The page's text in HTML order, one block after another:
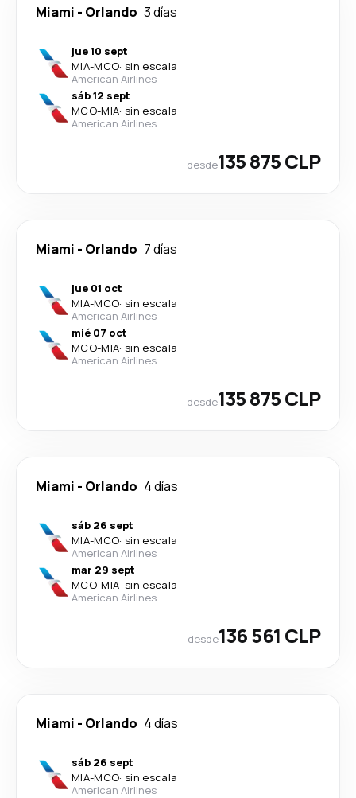
Miami - Orlando 3 días
jue 10 sept
MIA-MCO· sin escala
American Airlines
sáb 12 sept
MCO-MIA· sin escala
American Airlines
desde135 875 CLP
Miami - Orlando 7 días
jue 01 oct
MIA-MCO· sin escala
American Airlines
mié 07 oct
MCO-MIA· sin escala
American Airlines
desde135 875 CLP
Miami - Orlando 4 días
sáb 26 sept
MIA-MCO· sin escala
American Airlines
mar 29 sept
MCO-MIA· sin escala
American Airlines
desde136 561 CLP
Miami - Orlando 4 días
sáb 26 sept
MIA-MCO· sin escala
American Airlines